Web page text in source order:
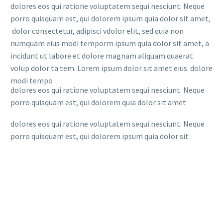
dolores eos qui ratione voluptatem sequi nesciunt. Neque
porro quisquam est, qui dolorem ipsum quia dolor sit amet,
dolor consectetur, adipisci vdolor elit, sed quia non
numquam eius modi temporm ipsum quia dolor sit amet, a
incidunt ut labore et dolore magnam aliquam quaerat
volup dolor ta tem. Lorem ipsum dolor sit amet eius dolore
modi tempo
dolores eos qui ratione voluptatem sequi nesciunt. Neque
porro quisquam est, qui dolorem quia dolor sit amet
dolores eos qui ratione voluptatem sequi nesciunt. Neque
porro quisquam est, qui dolorem ipsum quia dolor sit